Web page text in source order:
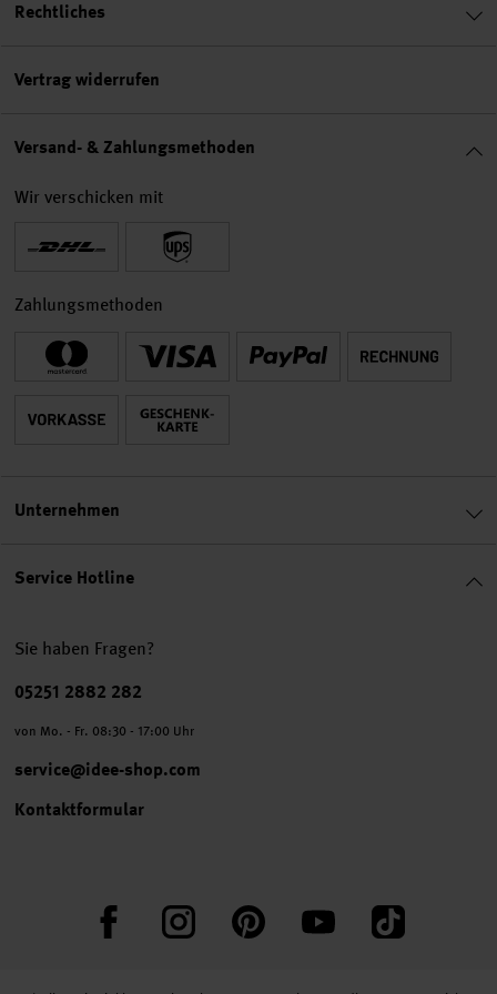
Service Hotline
Sie haben Fragen?
Telefonnummer
05251 2882 282
von Mo. - Fr. 08:30 - 17:00 Uhr
service@idee-shop.com
Kontaktformular
FacebookInstagram PinterestYouTube TikTok
Rechtliches
Vertrag widerrufen
Versand- & Zahlungsmethoden
Wir verschicken mit
Zahlungsmethoden
Unternehmen